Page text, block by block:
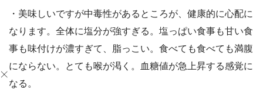
・美味しいですが中毒性があるところが、健康的に心配に
なります。全体に塩分が強すぎる。塩っぱい食事も甘い食
事も味付けが濃すぎて、脂っこい。食べても食べても満腹
にならない。とても喉が渇く。血糖値が急上昇する感覚に
なる。